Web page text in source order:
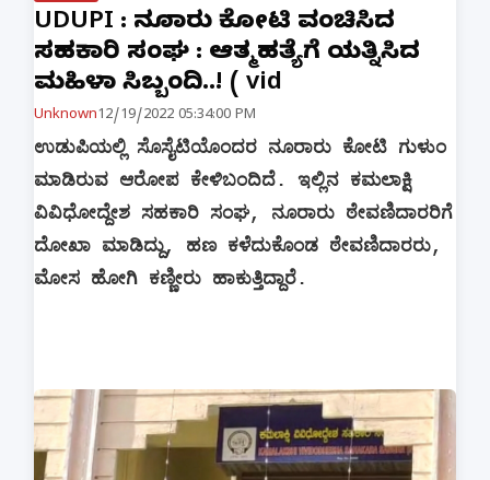
UDUPI : ನೂರಾರು ಕೋಟಿ ವಂಚಿಸಿದ
ಸಹಕಾರಿ ಸಂಘ : ಆತ್ಮಹತ್ಯೆಗೆ ಯತ್ನಿಸಿದ
ಮಹಿಳಾ ಸಿಬ್ಬಂದಿ..! ( vid
Unknown12/19/2022 05:34:00 PM
ಉಡುಪಿಯಲ್ಲಿ ಸೊಸೈಟಿಯೊಂದರ ನೂರಾರು ಕೋಟಿ ಗುಳುಂ
ಮಾಡಿರುವ ಆರೋಪ ಕೇಳಿಬಂದಿದೆ. ಇಲ್ಲಿನ ಕಮಲಾಕ್ಷಿ
ವಿವಿಧೋದ್ದೇಶ ಸಹಕಾರಿ ಸಂಘ, ನೂರಾರು ಠೇವಣಿದಾರರಿಗೆ
ದೋಖಾ ಮಾಡಿದ್ದು, ಹಣ ಕಳೆದುಕೊಂಡ ಠೇವಣಿದಾರರು,
ಮೋಸ ಹೋಗಿ ಕಣ್ಣೀರು ಹಾಕುತ್ತಿದ್ದಾರೆ.